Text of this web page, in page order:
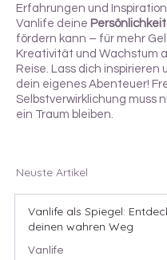
Erfahrungen und
Vanlife deine
fördern kann – für mehr
Kreativität und Wachstum
Reise. Lass dich inspirieren
dein eigenes Abenteuer!
Selbstverwirklichung muss
ein Traum bleiben.
Neuste Artikel
Vanlife als Spiegel:
deinen wahren Weg
Vanlife